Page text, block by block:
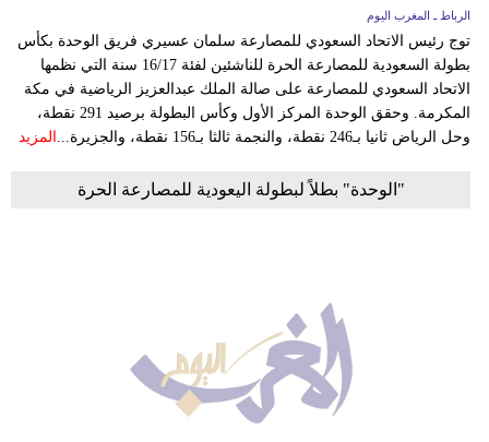
البرلمان
المغربي
إعلام
الرباط ـ المغرب اليوم
توج رئيس الاتحاد السعودي للمصارعة سلمان عسيري فريق الوحدة بكأس
بطولة السعودية للمصارعة الحرة للناشئين لفئة 16/17 سنة التي نظمها
الاتحاد السعودي للمصارعة على صالة الملك عبدالعزيز الرياضية في مكة
المكرمة. وحقق الوحدة المركز الأول وكأس البطولة برصيد 291 نقطة،
وحل الرياض ثانيا بـ246 نقطة، والنجمة ثالثا بـ156 نقطة، والجزيرة...
المزيد
"الوحدة" بطلاً لبطولة اليعودية للمصارعة الحرة